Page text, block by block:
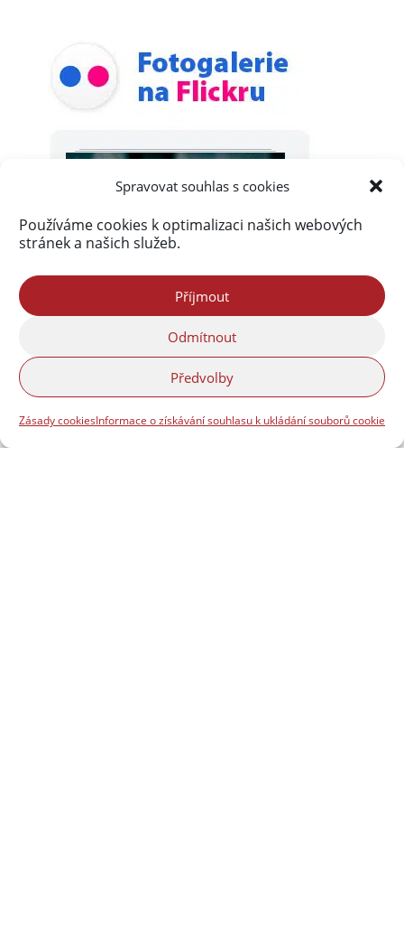
Spravovat souhlas s cookies
Používáme cookies k optimalizaci našich webových
stránek a našich služeb.
Příjmout
Odmítnout
Předvolby
Zásady cookiesInformace o získávání souhlasu k ukládání souborů cookie